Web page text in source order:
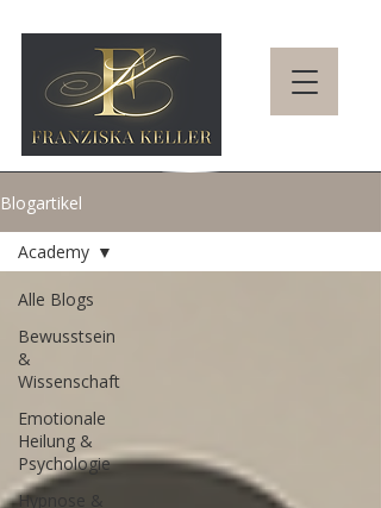
Blogartikel
Alle Blogs
Bewusstsein
&
Wissenschaft
Emotionale
Heilung &
Psychologie
Hypnose &
Academy